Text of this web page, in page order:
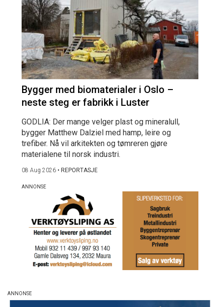
Bygger med biomaterialer i Oslo –
neste steg er fabrikk i Luster
GODLIA: Der mange velger plast og mineralull,
bygger Matthew Dalziel med hamp, leire og
trefiber. Nå vil arkitekten og tømreren gjøre
materialene til norsk industri.
08 Aug 2026 • REPORTASJE